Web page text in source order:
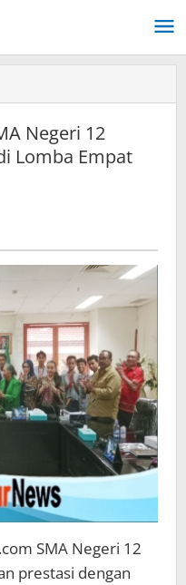
Negeri 12
Lomba Empat
SMA Negeri 12
prestasi dengan